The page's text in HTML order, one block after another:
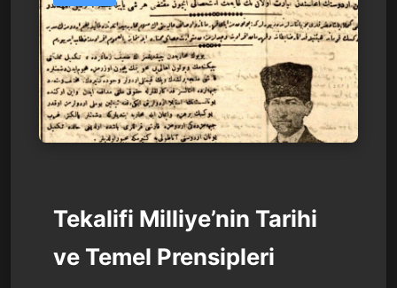
Tekalifi Milliye’nin Tarihi
ve Temel Prensipleri